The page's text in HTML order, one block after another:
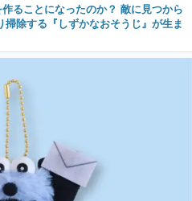
ることになったのか？ 敵に見つから
除する『しずかなおそうじ』が生ま